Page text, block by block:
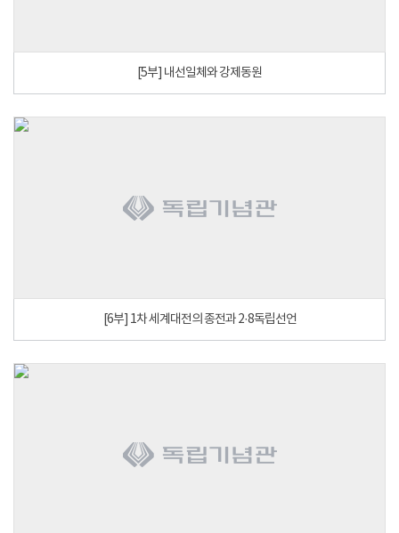
[5부] 내선일체와 강제동원
[6부] 1차 세계대전의 종전과 2·8독립선언